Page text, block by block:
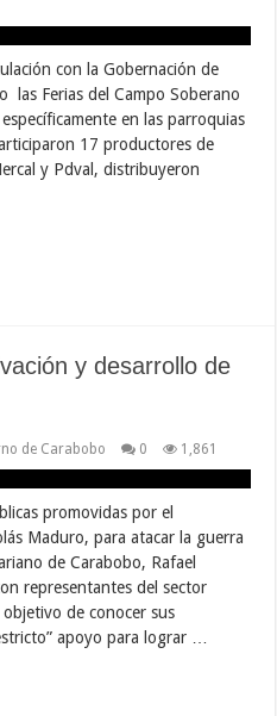
con la Gobernación de
las Ferias del Campo Soberano
en las parroquias
17 productores de
y Pdval, distribuyeron
y desarrollo de
de Carabobo 0 1,861
promovidas por el
Maduro, para atacar la guerra
de Carabobo, Rafael
representantes del sector
de conocer sus
apoyo para lograr …